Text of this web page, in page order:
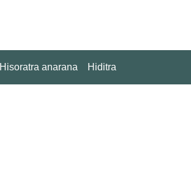
Hisoratra anarana Hiditra